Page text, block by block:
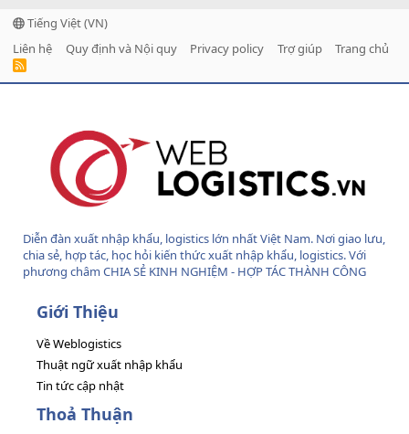
Tiếng Việt (VN)
Liên hệ
Quy định và Nội quy Privacy policy Trợ giúp Trang chủ
R
Diễn đàn xuất nhập khẩu, logistics lớn nhất Việt Nam. Nơi giao lưu,
chia sẻ, hợp tác, học hỏi kiến thức xuất nhập khẩu, logistics. Với
phương châm CHIA SẺ KINH NGHIỆM - HỢP TÁC THÀNH CÔNG
Giới Thiệu
Về Weblogistics
Thuật ngữ xuất nhập khẩu
Tin tức cập nhật
Thoả Thuận